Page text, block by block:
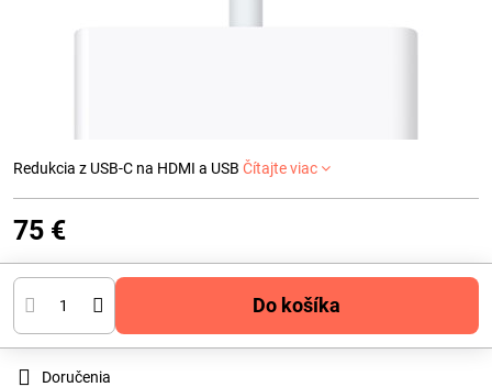
Redukcia z USB-C na HDMI a USB Čítajte viac
75 €
Do košíka
Doručenia